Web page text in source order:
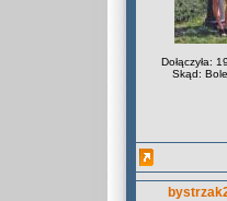
Dołączyła:
Skąd: